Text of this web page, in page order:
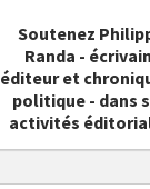
Soutenez
Randa -
éditeur et
politique - dans
activités